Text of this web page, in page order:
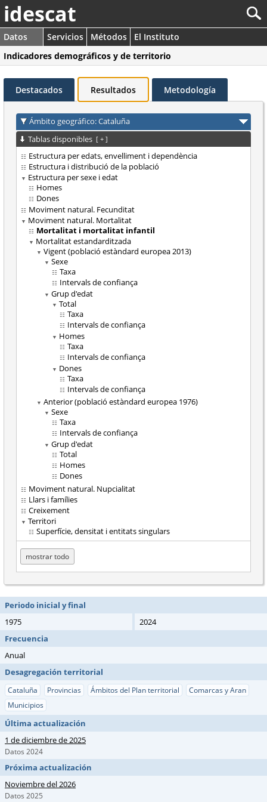
idescat
Datos Servicios Métodos
El Instituto
Indicadores demográficos y de territorio
Destacados Resultados Metodología
Ámbito geográfico: Cataluña
Tablas disponibles [ + ]
Estructura per edats, envelliment i dependència
Estructura i distribució de la població
Estructura per sexe i edat
Homes
Dones
Moviment natural. Fecunditat
Moviment natural. Mortalitat
Mortalitat i mortalitat infantil
Mortalitat estandarditzada
Vigent (població estàndard europea 2013)
Sexe
Taxa
Intervals de confiança
Grup d'edat
Total
Taxa
Intervals de confiança
Homes
Taxa
Intervals de confiança
Dones
Taxa
Intervals de confiança
Anterior (població estàndard europea 1976)
Sexe
Taxa
Intervals de confiança
Grup d'edat
Total
Homes
Dones
Moviment natural. Nupcialitat
Llars i famílies
Creixement
Territori
Superfície, densitat i entitats singulars
mostrar todo
Periodo inicial y final
1975
2024
Frecuencia
Anual
Desagregación territorial
Cataluña Provincias Ámbitos del Plan territorial
Comarcas y Aran
Municipios
Última actualización
1 de diciembre de 2025
Datos 2024
Próxima actualización
Noviembre del 2026
Datos 2025